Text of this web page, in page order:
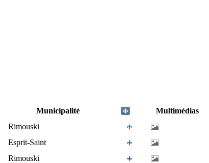
Municipalité
Multimédias
Rimouski
Esprit-Saint
Rimouski